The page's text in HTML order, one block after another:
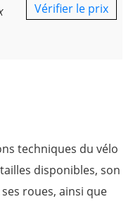
Vérifier le prix
techniques du vélo
disponibles, son
roues, ainsi que